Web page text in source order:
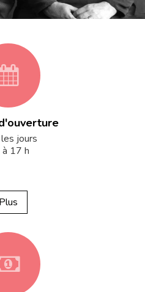
fa
fa-
jours
17 h
Plus
fa-